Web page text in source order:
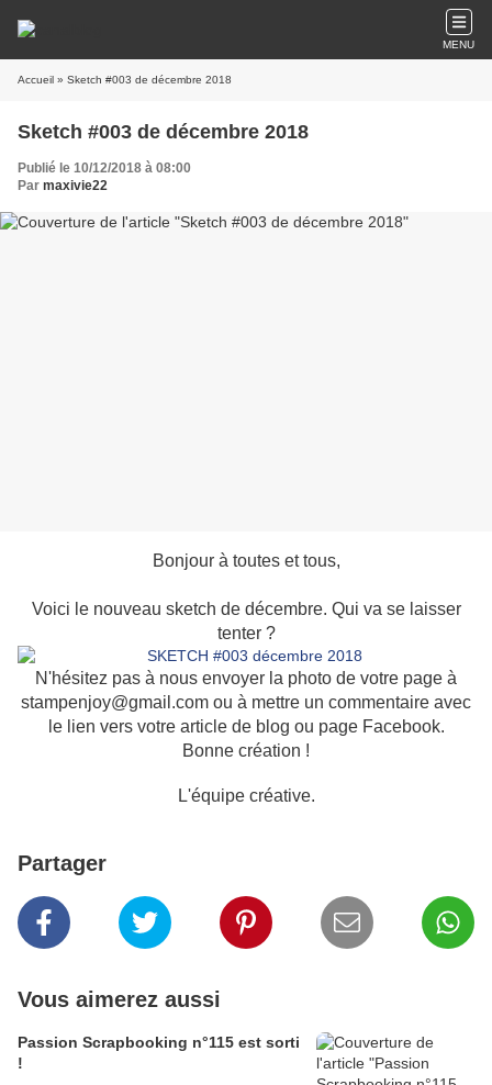
MENU
Accueil » Sketch #003 de décembre 2018
Sketch #003 de décembre 2018
Publié le 10/12/2018 à 08:00
Par maxivie22
Bonjour à toutes et tous,
Voici le nouveau sketch de décembre. Qui va se laisser
tenter ?
N'hésitez pas à nous envoyer la photo de votre page à
stampenjoy@gmail.com ou à mettre un commentaire avec
le lien vers votre article de blog ou page Facebook.
Bonne création !
L'équipe créative.
Partager
Vous aimerez aussi
Passion Scrapbooking n°115 est sorti
!